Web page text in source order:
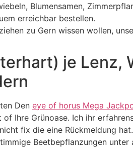
Blumensamen,
erreichbar bestellen.
zu Gern wissen wollen,
je Lenz,
Den eye of horus Mega
Ihre Grünoase. Ich ihr
fix die eine Rückmeldung
Beetbepflanzungen